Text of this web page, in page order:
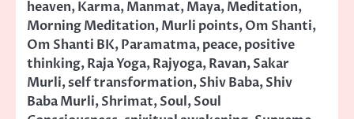
heaven,Karma,Manmat,Maya,Meditation,
Morning Meditation,Murli points,Om Shanti,
Om Shanti BK,Paramatma,peace,positive
thinking,Raja Yoga,Rajyoga,Ravan,Sakar
Murli,self transformation,Shiv Baba,Shiv
Baba Murli,Shrimat,Soul,Soul